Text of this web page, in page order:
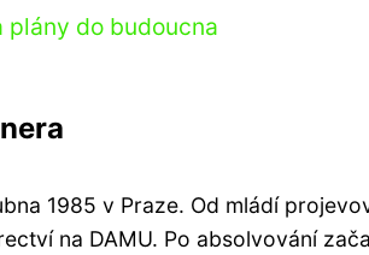
do budoucna
1985 v Praze. Od mládí
na DAMU. Po absolvování